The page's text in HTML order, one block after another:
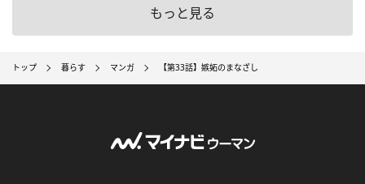
もっと見る
トップ 暮らす マンガ 【第33話】嫉妬のまなざし